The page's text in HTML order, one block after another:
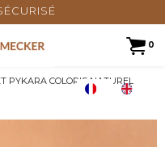
0
PYKARA COLORIS NATUREL